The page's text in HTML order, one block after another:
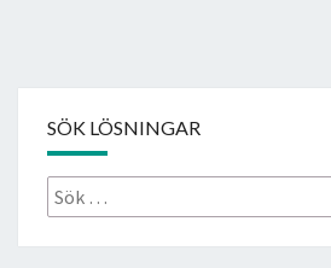
SÖK LÖSNINGAR
Sök
efter: